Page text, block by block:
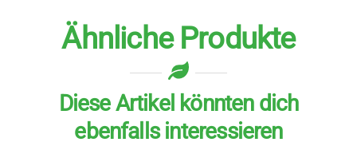
Ähnliche Produkte
Diese Artikel könnten dich
ebenfalls interessieren